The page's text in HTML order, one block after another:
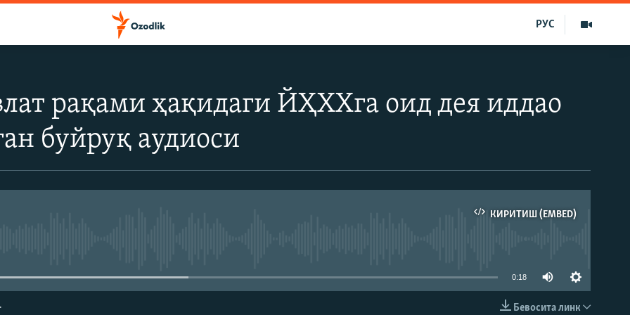
РУС
рақами ҳақидаги ЙҲХХга оид дея иддао
буйруқ аудиоси
КИРИТИШ (EMBED)
0:18
Бевосита линк